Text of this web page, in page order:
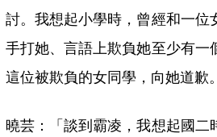
討。我想起小學時，曾經和一
手打她、言語上欺負她至少有
這位被欺負的女同學，向她道歉。
曉芸：「談到霸凌，我想起國